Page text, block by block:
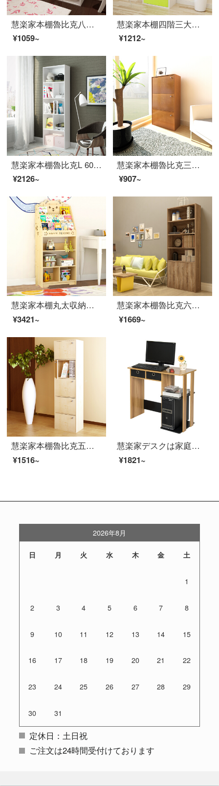
慧楽家本棚魯比克八格収納棚大容量収納棚白11336-7
¥1059~
慧楽家本棚四階三大容量簡易ロッカー収納棚緑11263
¥1212~
慧楽家本棚魯比克L 60五階収納棚白FNAJ-11359-7
¥2126~
慧楽家本棚魯比克三層組合せドアロッカー付き雑物収納棚深紅チェリー木色11063
¥907~
慧楽家本棚丸太収納棚着地棚書斎本箱収納棚可愛い熊の三階60幅
¥3421~
慧楽家本棚魯比克六階ドアの組合せの収納棚の積層板が調整できます。フランス香樟木色11309-3
¥1669~
慧楽家本棚魯比克五階セットドアロッカー収納整理箱白楓色11087-1
¥1516~
慧楽家デスクは家庭用の簡易机を持っています。古典的な机は胡桃木＋黒12101です。
¥1821~
2026年8月
日 月 火 水 木 金 土
1
2 3 4 5 6 7 8
9 10 11 12 13 14 15
16 17 18 19 20 21 22
23 24 25 26 27 28 29
30 31
定休日：土日祝
ご注文は24時間受付けております